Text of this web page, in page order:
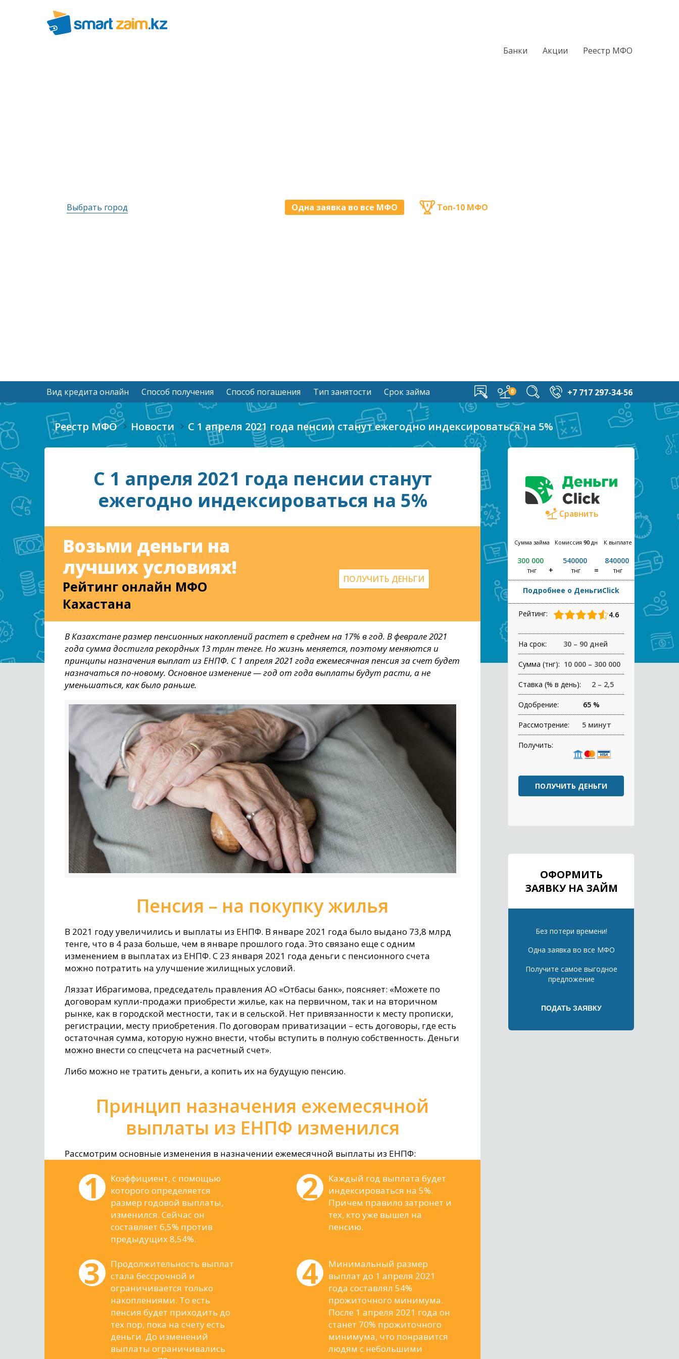
Выбрать город Одна заявка во все МФО Топ-10 МФО
Банки Акции Реестр МФО
Вид кредита онлайн Способ получения Способ погашения Тип занятости Срок займа +7 717 297-34-56
Реестр МФО Новости С 1 апреля 2021 года пенсии станут ежегодно индексироваться на 5%
С 1 апреля 2021 года пенсии станут
ежегодно индексироваться на 5%
Возьми деньги на
лучших условиях!
Рейтинг онлайн МФО
Кахастана
ПОЛУЧИТЬ ДЕНЬГИ
В Казахстане размер пенсионных накоплений растет в среднем на 17% в год. В феврале 2021
года сумма достигла рекордных 13 трлн тенге. Но жизнь меняется, поэтому меняются и
принципы назначения выплат из ЕНПФ. С 1 апреля 2021 года ежемесячная пенсия за счет будет
назначаться по-новому. Основное изменение — год от года выплаты будут расти, а не
уменьшаться, как было раньше.
Пенсия – на покупку жилья
В 2021 году увеличились и выплаты из ЕНПФ. В январе 2021 года было выдано 73,8 млрд
тенге, что в 4 раза больше, чем в январе прошлого года. Это связано еще с одним
изменением в выплатах из ЕНПФ. С 23 января 2021 года деньги с пенсионного счета
можно потратить на улучшение жилищных условий.
Ляззат Ибрагимова, председатель правления АО «Отбасы банк», поясняет: «Можете по
договорам купли-продажи приобрести жилье, как на первичном, так и на вторичном
рынке, как в городской местности, так и в сельской. Нет привязанности к месту прописки,
регистрации, месту приобретения. По договорам приватизации – есть договоры, где есть
остаточная сумма, которую нужно внести, чтобы вступить в полную собственность. Деньги
можно внести со спецсчета на расчетный счет».
Либо можно не тратить деньги, а копить их на будущую пенсию.
Принцип назначения ежемесячной
выплаты из ЕНПФ изменился
Рассмотрим основные изменения в назначении ежемесячной выплаты из ЕНПФ:
Коэффициент, с помощью
которого определяется
размер годовой выплаты,
изменился. Сейчас он
составляет 6,5% против
предыдущих 8,54%.
Каждый год выплата будет
индексироваться на 5%.
Причем правило затронет и
тех, кто уже вышел на
пенсию.
Продолжительность выплат
стала бессрочной и
ограничивается только
накоплениями. То есть
пенсия будет приходить до
тех пор, пока на счету есть
деньги. До изменений
выплаты ограничивались
Минимальный размер
выплат до 1 апреля 2021
года составлял 54%
прожиточного минимума.
После 1 апреля 2021 года он
станет 70% прожиточного
минимума, что понравится
людям с небольшими
Сравнить
Сумма займа
300 000
тнг
Комиссия 90дн
540000
тнг
К выплате
840000
тнг
Подробнее о ДеньгиClick
Рейтинг: 4.6
На срок: 30 – 90 дней
Сумма (тнг): 10 000 – 300 000
Ставка (% в день): 2 – 2,5
Одобрение: 65 %
Рассмотрение: 5 минут
Получить:
ПОЛУЧИТЬ ДЕНЬГИ
ОФОРМИТЬ
ЗАЯВКУ НА ЗАЙМ
Без потери времени!
Одна заявка во все МФО
Получите самое выгодное
предложение